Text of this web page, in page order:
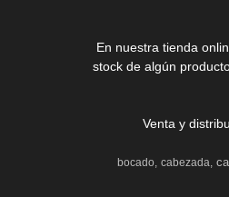
En nuestra tienda
stock de algún
Venta y
bocado cabezada